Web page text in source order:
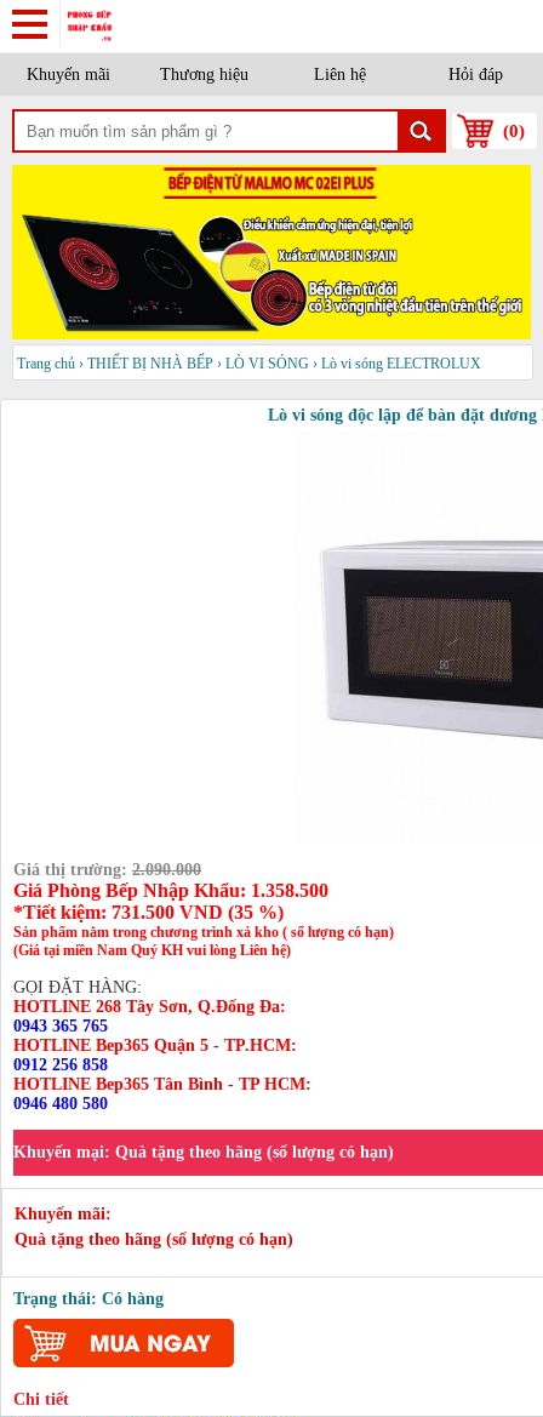
Khuyến mãi Thương hiệu Liên hệ Hỏi đáp
(0)
Trang chủ › THIẾT BỊ NHÀ BẾP › LÒ VI SÓNG › Lò vi sóng ELECTROLUX
Lò vi sóng độc lập để bàn đặt
Giá thị trường: 2.090.000
Giá Phòng Bếp Nhập Khẩu: 1.358.500
*Tiết kiệm: 731.500 VND (35 %)
Sản phẩm nằm trong chương trình xả kho ( số lượng có hạn)
(Giá tại miền Nam Quý KH vui lòng Liên hệ)
GỌI ĐẶT HÀNG:
HOTLINE 268 Tây Sơn, Q.Đống Đa:
0943 365 765
HOTLINE Bep365 Quận 5 - TP.HCM:
0912 256 858
HOTLINE Bep365 Tân Bình - TP HCM:
0946 480 580
Khuyến mại: Quà tặng theo hãng (số lượng có hạn)
Khuyến mãi:
Quà tặng theo hãng (số lượng có hạn)
Trạng thái: Có hàng
Chi tiết